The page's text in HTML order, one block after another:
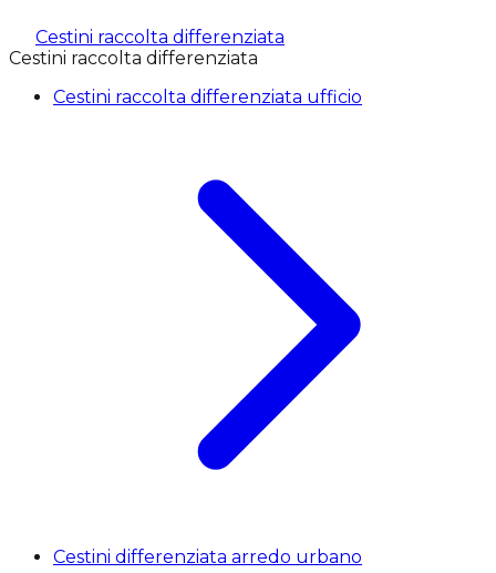
Cestini raccolta differenziata
Cestini raccolta differenziata
Cestini raccolta differenziata ufficio
Cestini differenziata arredo urbano